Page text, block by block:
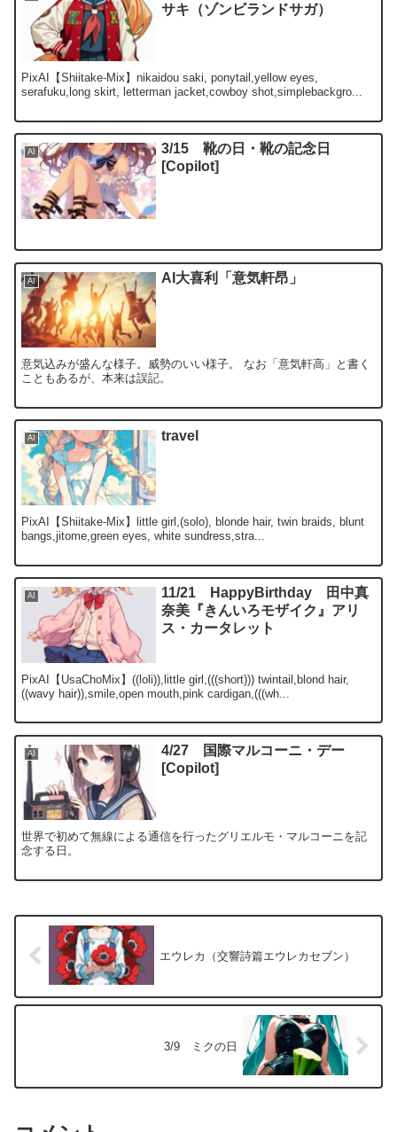
サキ（ゾンビランドサガ）
PixAI【Shiitake-Mix】nikaidou saki, ponytail,yellow eyes,
serafuku,long skirt, letterman jacket,cowboy shot,simplebackgro...
AI
3/15 靴の日・靴の記念日
[Copilot]
AI AI大喜利「意気軒昂」
意気込みが盛んな様子。威勢のいい様子。 なお「意気軒高」と書く
こともあるが、本来は誤記。
AI travel
PixAI【Shiitake-Mix】little girl,(solo), blonde hair, twin braids, blunt
bangs,jitome,green eyes, white sundress,stra...
AI
11/21 HappyBirthday 田中真
奈美『きんいろモザイク』アリ
ス・カータレット
PixAI【UsaChoMix】((loli)),little girl,(((short))) twintail,blond hair,
((wavy hair)),smile,open mouth,pink cardigan,(((wh...
AI
4/27 国際マルコーニ・デー
[Copilot]
世界で初めて無線による通信を行ったグリエルモ・マルコーニを記
念する日。
エウレカ（交響詩篇エウレカセブン）
3/9 ミクの日